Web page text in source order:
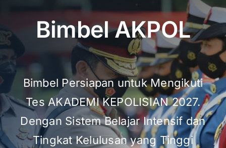
Bimbel AKPOL
Bimbel Persiapan untuk Mengikuti
Tes AKADEMI KEPOLISIAN 2027.
Dengan Sistem Belajar Intensif dan
Tingkat Kelulusan yang Tinggi